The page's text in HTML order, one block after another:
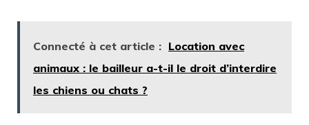
Connecté à cet article : Location avec
animaux : le bailleur a-t-il le droit d’interdire
les chiens ou chats ?